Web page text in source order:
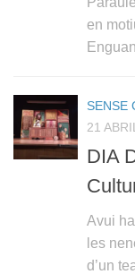
en
SENSE
21
DIA
Avui
les
d’un